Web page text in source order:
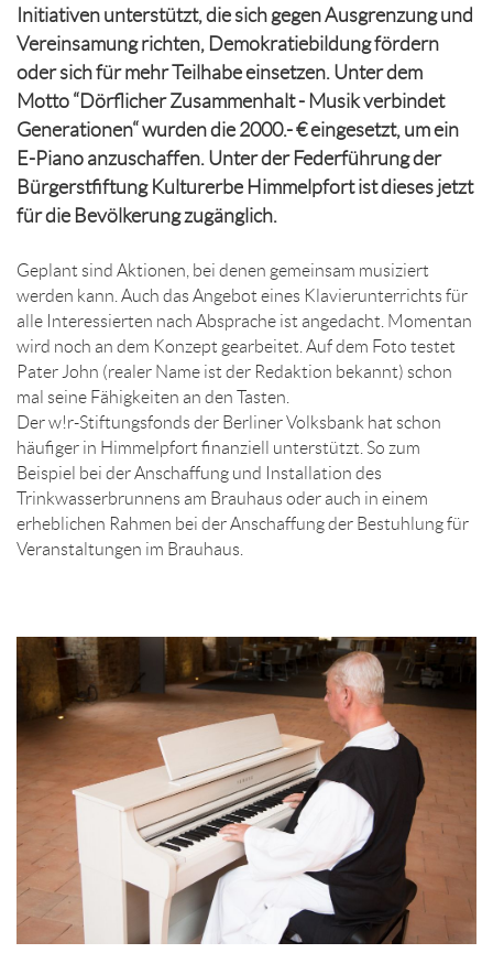
Initiativen unterstützt, die sich gegen Ausgrenzung und
Vereinsamung richten, Demokratiebildung fördern
oder sich für mehr Teilhabe einsetzen. Unter dem
Motto “Dörflicher Zusammenhalt - Musik verbindet
Generationen“ wurden die 2000.- € eingesetzt, um ein
E-Piano anzuschaffen. Unter der Federführung der
Bürgerstfiftung Kulturerbe Himmelpfort ist dieses jetzt
für die Bevölkerung zugänglich.
Geplant sind Aktionen, bei denen gemeinsam musiziert
werden kann. Auch das Angebot eines Klavierunterrichts für
alle Interessierten nach Absprache ist angedacht. Momentan
wird noch an dem Konzept gearbeitet. Auf dem Foto testet
Pater John (realer Name ist der Redaktion bekannt) schon
mal seine Fähigkeiten an den Tasten.
Der w!r-Stiftungsfonds der Berliner Volksbank hat schon
häufiger in Himmelpfort finanziell unterstützt. So zum
Beispiel bei der Anschaffung und Installation des
Trinkwasserbrunnens am Brauhaus oder auch in einem
erheblichen Rahmen bei der Anschaffung der Bestuhlung für
Veranstaltungen im Brauhaus.